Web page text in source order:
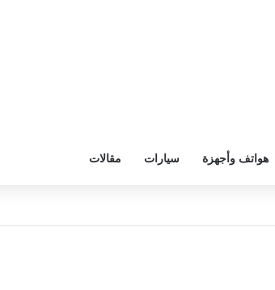
هواتف وأجهزة سيارات مقالات